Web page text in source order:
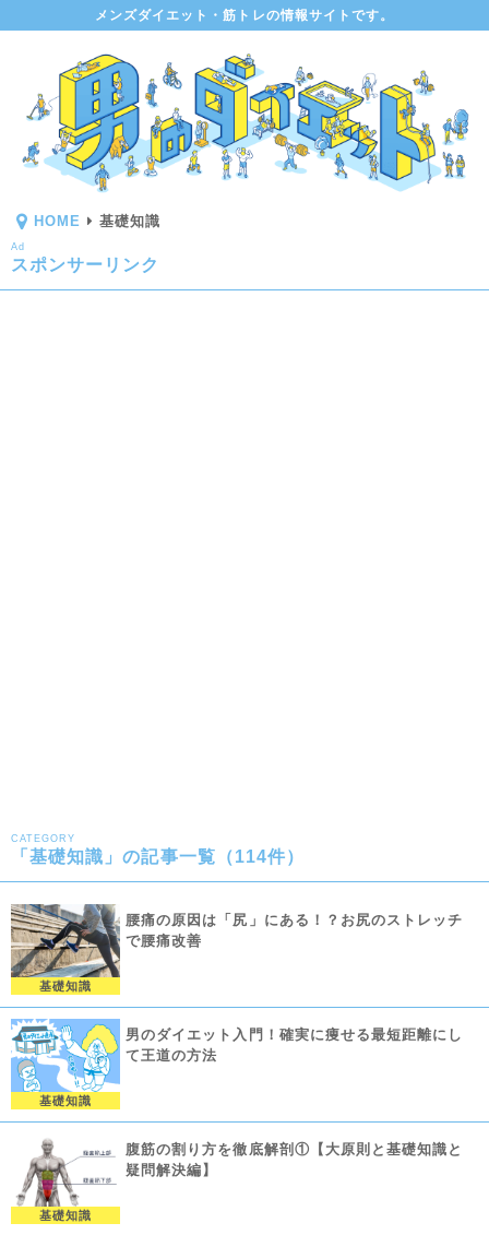
メンズダイエット・筋トレの情報サイトです。
HOME 基礎知識
Ad
スポンサーリンク
CATEGORY
「基礎知識」の記事一覧（114件）
基礎知識
腰痛の原因は「尻」にある！？お尻のストレッチ
で腰痛改善
基礎知識
男のダイエット入門！確実に痩せる最短距離にし
て王道の方法
基礎知識
腹筋の割り方を徹底解剖①【大原則と基礎知識と
疑問解決編】